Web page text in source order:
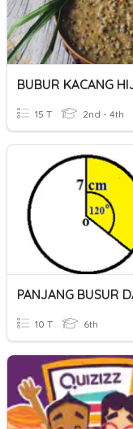
15 T 2nd - 4th
10 T 6th